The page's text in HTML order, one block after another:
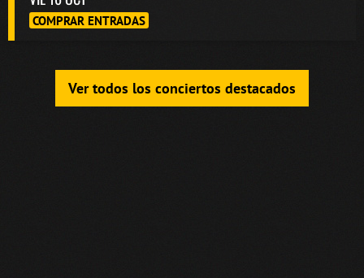
COMPRAR ENTRADAS
Ver todos los conciertos destacados